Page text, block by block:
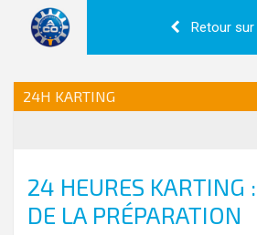
Retour
24H KARTING
24 HEURES KARTING
DE LA PRÉPARATION